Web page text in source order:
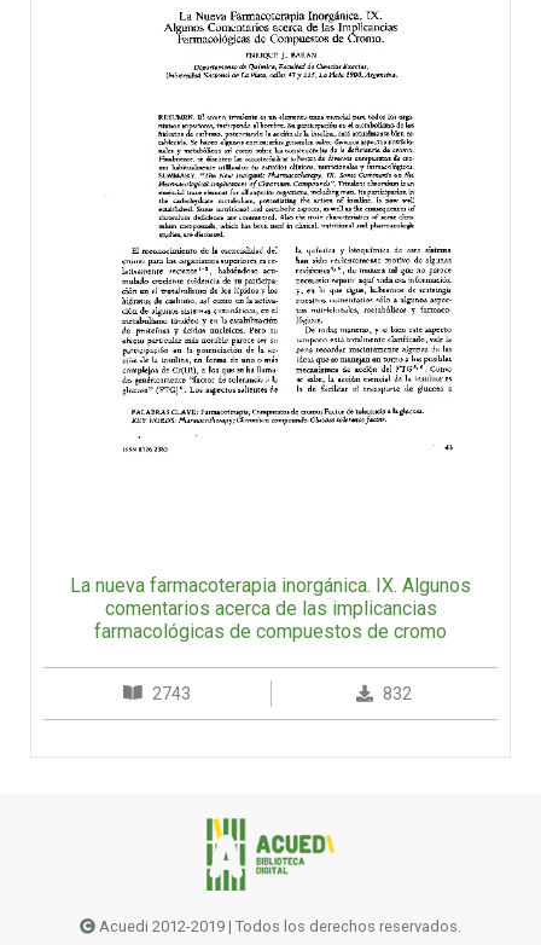
La nueva farmacoterapia inorgánica. IX. Algunos
comentarios acerca de las implicancias
farmacológicas de compuestos de cromo
2743 832
Acuedi 2012-2019 | Todos los derechos reservados.